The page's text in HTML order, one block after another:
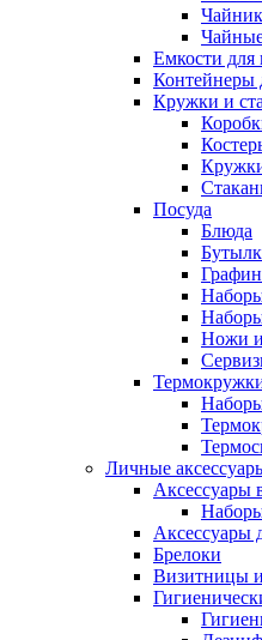
Емкости для
Контейнеры
Кружки и
Посуда
Блюда
Ножи
Личные
Аксессуары
Аксессуары
Брелоки
Визитницы